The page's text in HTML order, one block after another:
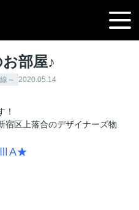
部屋♪
～ 2020.05.14
！
宿区上落合のデザイナーズ物
ⅢA★